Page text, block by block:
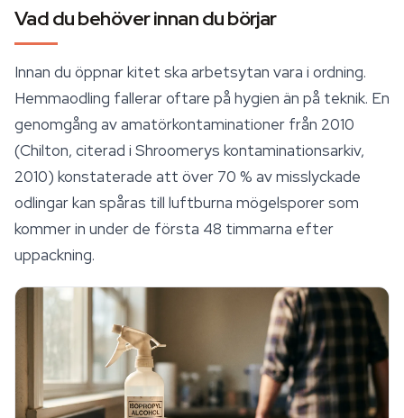
Vad du behöver innan du börjar
Innan du öppnar kitet ska arbetsytan vara i ordning.
Hemmaodling fallerar oftare på hygien än på teknik. En
genomgång av amatörkontaminationer från 2010
(Chilton, citerad i Shroomerys kontaminationsarkiv,
2010) konstaterade att över 70 % av misslyckade
odlingar kan spåras till luftburna mögelsporer som
kommer in under de första 48 timmarna efter
uppackning.